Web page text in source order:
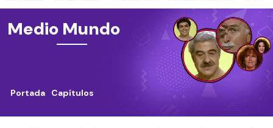
Medio Mundo
Portada Capítulos